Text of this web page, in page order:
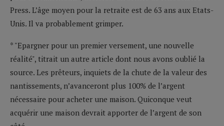
Press. L’âge moyen pour la retraite est de 63 ans aux Etats-
Unis. Il va probablement grimper.
* "Epargner pour un premier versement, une nouvelle
réalité", titrait un autre article dont nous avons oublié la
source. Les prêteurs, inquiets de la chute de la valeur des
nantissements, n’avanceront plus 100% de l’argent
nécessaire pour acheter une maison. Quiconque veut
acquérir une maison devrait apporter de l’argent de son